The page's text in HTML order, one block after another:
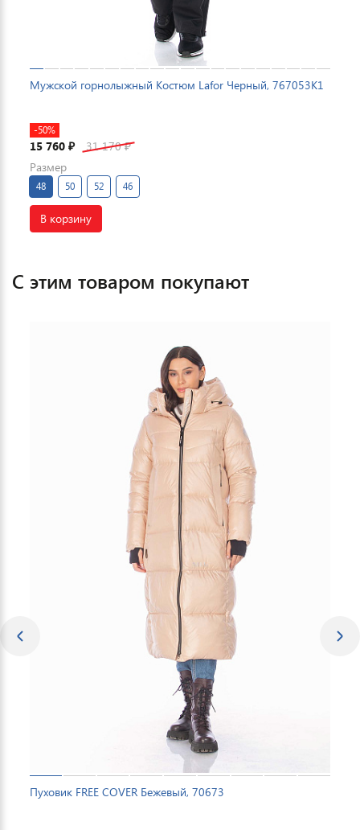
Мужской горнолыжный Костюм Lafor Черный, 767053K1
-50%
15 760 ₽ 31 170₽
Размер
48 50 52 46
В корзину
С этим товаром покупают
Пуховик FREE COVER Бежевый, 70673